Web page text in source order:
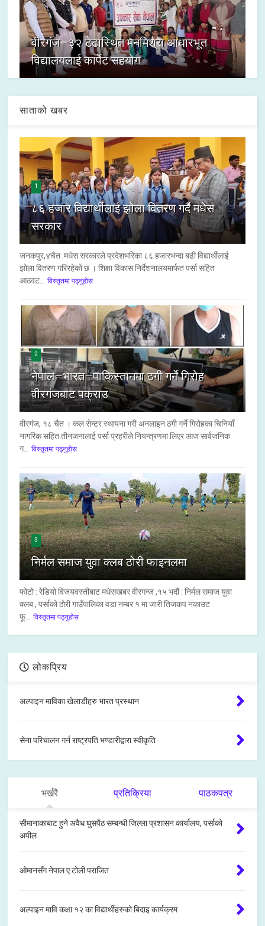
वीरगंज–३२ टेढास्थित मनमिश्रा आधारभूत
विद्यालयलाई कार्पेट सहयोग
साताको खबर
1
८६ हजार विद्यार्थीलाई झोला वितरण गर्दै मधेस
सरकार
जनकपुर,४चैत :मधेस सरकारले प्रदेशभरिका ८६ हजारभन्दा बढी विद्यार्थीलाई
झोला वितरण गरिरहेको छ । शिक्षा विकास निर्देशनालयमार्फत पर्सा सहित
आठवट... विस्तृतमा पढ्नुहोस
2
नेपाल–भारत–पाकिस्तानमा ठगी गर्ने गिरोह
वीरगंजबाट पक्राउ
वीरगंज, १८ चैत । कल सेन्टर स्थापना गरी अनलाइन ठगी गर्ने गिरोहका चिनियाँ
नागरिक सहित तीनजनालाई पर्सा प्रहरीले नियन्त्रणमा लिएर आज सार्वजनिक
ग... विस्तृतमा पढ्नुहोस
3
निर्मल समाज युवा क्लब ठोरी फाइनलमा
फोटो : रेडियो विजयवस्तीबाट मधेसखबर वीरगन्ज ,१५ भदौं : निर्मल समाज युवा
क्लब , पर्साको ठोरी गाउँपालिका वडा नम्बर १ मा जारी तिजकप नकाउट
फू... विस्तृतमा पढ्नुहोस
लोकप्रिय
अल्पाइन माविका खेलाडीहरु भारत प्रस्थान
सेना परिचालन गर्न राष्ट्रपति भण्डारीद्वारा स्वीकृति
भर्खरै प्रतिक्रिया पाठकपत्र
सीमानाकाबाट हुने अवैध घुसपैठ सम्बन्धी जिल्ला प्रशासन कार्यालय, पर्साको
अपील
ओमानसँग नेपाल ए टोली पराजित
अल्पाइन मावि कक्षा १२ का विद्यार्थीहरुको बिदाइ कार्यक्रम